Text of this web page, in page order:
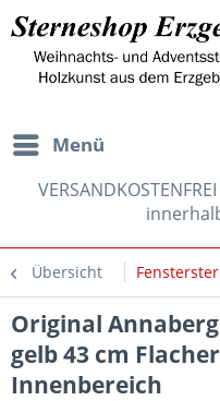
Menü
Übersicht
Original
gelb 43 cm
Innenbereich